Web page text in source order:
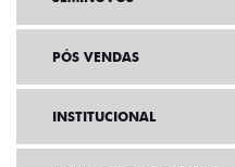
PÓS VENDAS
INSTITUCIONAL